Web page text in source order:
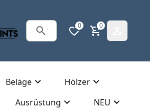
0 0
Beläge
Hölzer
Ausrüstung
NEU